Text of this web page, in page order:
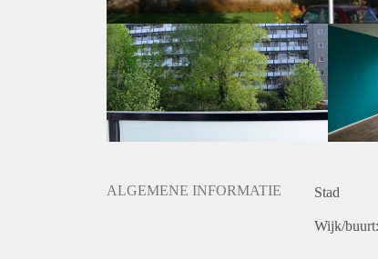
ALGEMENE INFORMATIE Stad
Wijk/buurt: